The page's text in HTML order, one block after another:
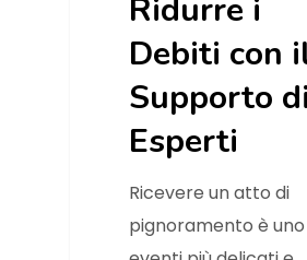
Ridurre i
Debiti con
Supporto di
Esperti
Ricevere un atto di
pignoramento è